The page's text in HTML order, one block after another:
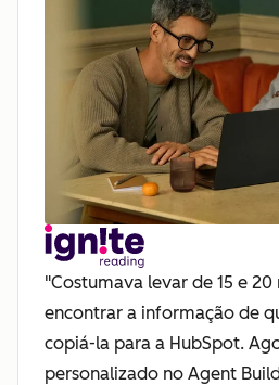
"Costumava levar de 15 e
encontrar a informação de
copiá-la para a HubSpot.
personalizado no Agent